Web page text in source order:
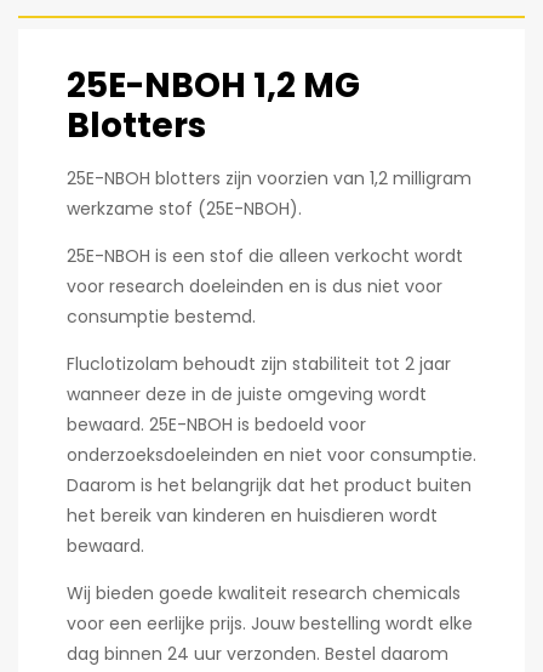
25E-NBOH 1,2 MG
Blotters
25E-NBOH blotters zijn voorzien van 1,2 milligram
werkzame stof (25E-NBOH).
25E-NBOH is een stof die alleen verkocht wordt
voor research doeleinden en is dus niet voor
consumptie bestemd.
Fluclotizolam behoudt zijn stabiliteit tot 2 jaar
wanneer deze in de juiste omgeving wordt
bewaard. 25E-NBOH is bedoeld voor
onderzoeksdoeleinden en niet voor consumptie.
Daarom is het belangrijk dat het product buiten
het bereik van kinderen en huisdieren wordt
bewaard.
Wij bieden goede kwaliteit research chemicals
voor een eerlijke prijs. Jouw bestelling wordt elke
dag binnen 24 uur verzonden. Bestel daarom